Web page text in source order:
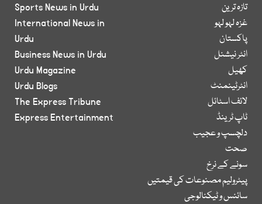
تازہ ترین
غزہ لہو لہو
پاکستان
انٹر نیشنل
کھیل
انٹرٹینمنٹ
لائف اسٹائل
ٹاپ ٹرینڈ
دلچسپ و عجیب
صحت
سونے کے نرخ
پیٹرولیم مصنوعات کی قیمتیں
سائنس و ٹیکنالوجی
Sports News in Urdu
International News in
Urdu
Business News in Urdu
Urdu Magazine
Urdu Blogs
The Express Tribune
Express Entertainment